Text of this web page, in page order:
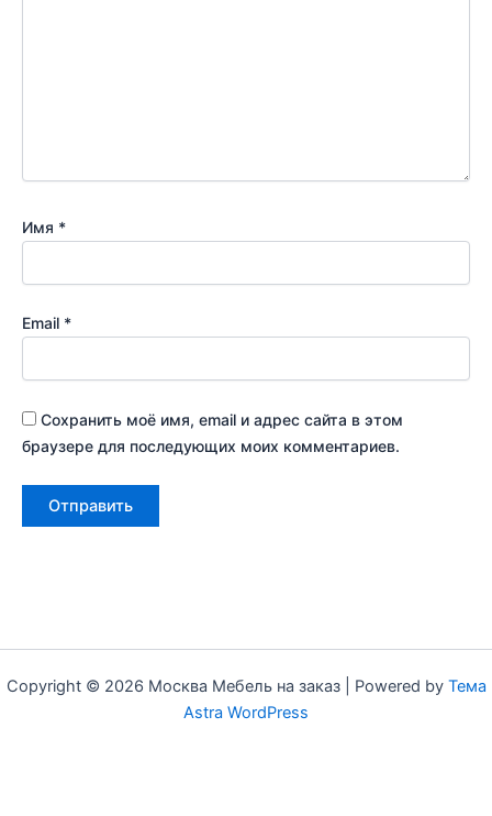
Имя *
Email *
Сохранить моё имя, email и адрес сайта в этом
браузере для последующих моих комментариев.
Copyright © 2026 Москва Мебель на заказ | Powered by Тема
Astra WordPress